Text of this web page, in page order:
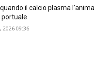
il calcio plasma l’anima
portuale
2026 09:36